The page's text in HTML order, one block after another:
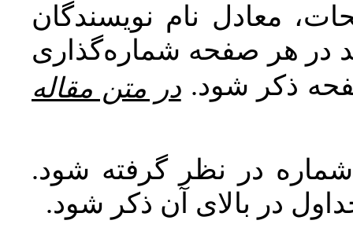
معادل نام نویسندگان
در هر صفحه شماره‌گذاری
ذکر شود. در متن مقاله
در نظر گرفته شود.
در بالای آن ذکر شود.